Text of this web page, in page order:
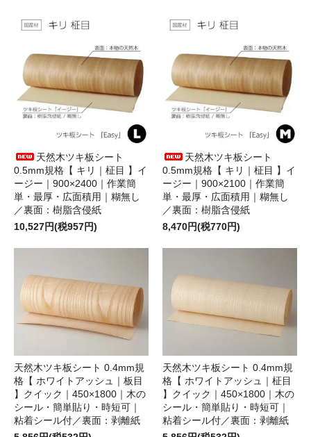
天然木ツキ板シート
0.5mm規格【 キリ｜柾目 】イ
ージー｜900×2400｜作業簡
単・最厚・広面積用｜糊無し
／裏面：樹脂含侵紙
10,527円(税957円)
天然木ツキ板シート
0.5mm規格【 キリ｜柾目 】イ
ージー｜900×2100｜作業簡
単・最厚・広面積用｜糊無し
／裏面：樹脂含侵紙
8,470円(税770円)
天然木ツキ板シート 0.4mm規
格【 ホワイトアッシュ｜板目
】クイック｜450×1800｜木の
シール・簡単貼り・時短可｜
粘着シール付／裏面：剥離紙
天然木ツキ板シート 0.4mm規
格【 ホワイトアッシュ｜柾目
】クイック｜450×1800｜木の
シール・簡単貼り・時短可｜
粘着シール付／裏面：剥離紙